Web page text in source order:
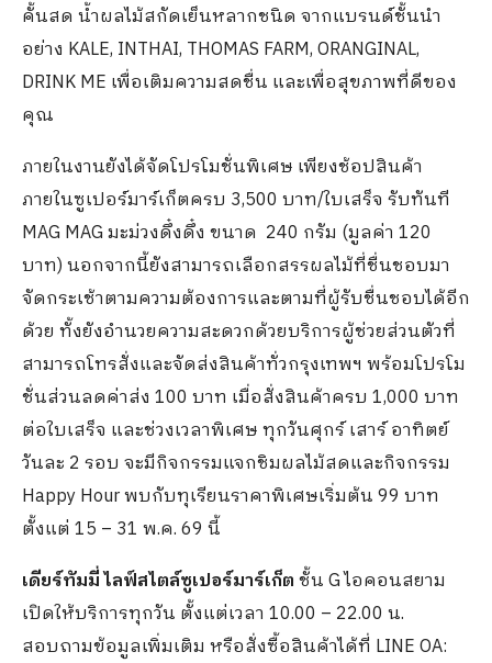
คั้นสด น้ำผลไม้สกัดเย็นหลากชนิด จากแบรนด์ชั้นนำ
อย่าง KALE, INTHAI, THOMAS FARM, ORANGINAL,
DRINK ME เพื่อเติมความสดชื่น และเพื่อสุขภาพที่ดีของ
คุณ
ภายในงานยังได้จัดโปรโมชั่นพิเศษ เพียงช้อปสินค้า
ภายในซูเปอร์มาร์เก็ตครบ 3,500 บาท/ใบเสร็จ รับทันที
MAG MAG มะม่วงดึ๋งดึ๋ง ขนาด 240 กรัม (มูลค่า 120
บาท) นอกจากนี้ยังสามารถเลือกสรรผลไม้ที่ชื่นชอบมา
จัดกระเช้าตามความต้องการและตามที่ผู้รับชื่นชอบได้อีก
ด้วย ทั้งยังอำนวยความสะดวกด้วยบริการผู้ช่วยส่วนตัวที่
สามารถโทรสั่งและจัดส่งสินค้าทั่วกรุงเทพฯ พร้อมโปรโม
ชั่นส่วนลดค่าส่ง 100 บาท เมื่อสั่งสินค้าครบ 1,000 บาท
ต่อใบเสร็จ และช่วงเวลาพิเศษ ทุกวันศุกร์ เสาร์ อาทิตย์
วันละ 2 รอบ จะมีกิจกรรมแจกชิมผลไม้สดและกิจกรรม
Happy Hour พบกับทุเรียนราคาพิเศษเริ่มต้น 99 บาท
ตั้งแต่ 15 – 31 พ.ค. 69 นี้
เดียร์ทัมมี่ ไลฟ์สไตล์ซูเปอร์มาร์เก็ตชั้น G ไอคอนสยาม
เปิดให้บริการทุกวัน ตั้งแต่เวลา 10.00 – 22.00 น.
สอบถามข้อมูลเพิ่มเติม หรือสั่งซื้อสินค้าได้ที่ LINE OA: